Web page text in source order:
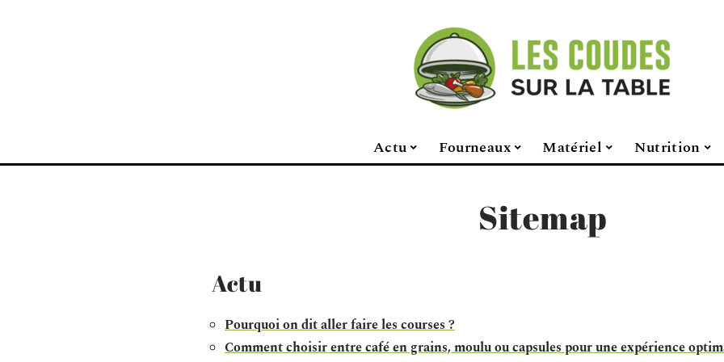
Actu Fourneaux Matériel Nutrition
Sitemap
Actu
Pourquoi on dit aller faire les courses ?
Comment choisir entre café en grains, moulu ou capsules pour une expérience